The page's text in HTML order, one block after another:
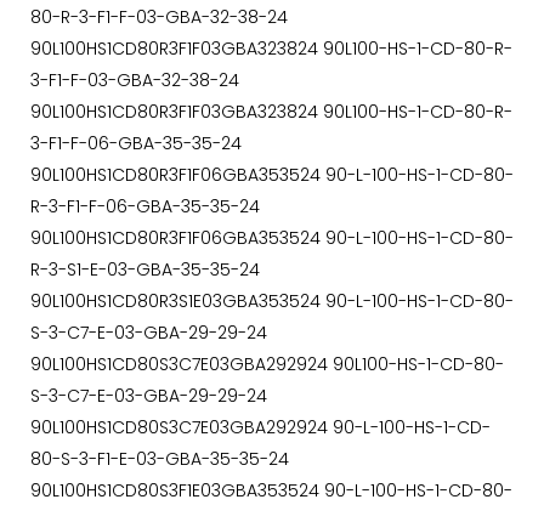
80-R-3-F1-F-03-GBA-32-38-24
90L100HS1CD80R3F1F03GBA323824 90L100-HS-1-CD-80-R-
3-F1-F-03-GBA-32-38-24
90L100HS1CD80R3F1F03GBA323824 90L100-HS-1-CD-80-R-
3-F1-F-06-GBA-35-35-24
90L100HS1CD80R3F1F06GBA353524 90-L-100-HS-1-CD-80-
R-3-F1-F-06-GBA-35-35-24
90L100HS1CD80R3F1F06GBA353524 90-L-100-HS-1-CD-80-
R-3-S1-E-03-GBA-35-35-24
90L100HS1CD80R3S1E03GBA353524 90-L-100-HS-1-CD-80-
S-3-C7-E-03-GBA-29-29-24
90L100HS1CD80S3C7E03GBA292924 90L100-HS-1-CD-80-
S-3-C7-E-03-GBA-29-29-24
90L100HS1CD80S3C7E03GBA292924 90-L-100-HS-1-CD-
80-S-3-F1-E-03-GBA-35-35-24
90L100HS1CD80S3F1E03GBA353524 90-L-100-HS-1-CD-80-